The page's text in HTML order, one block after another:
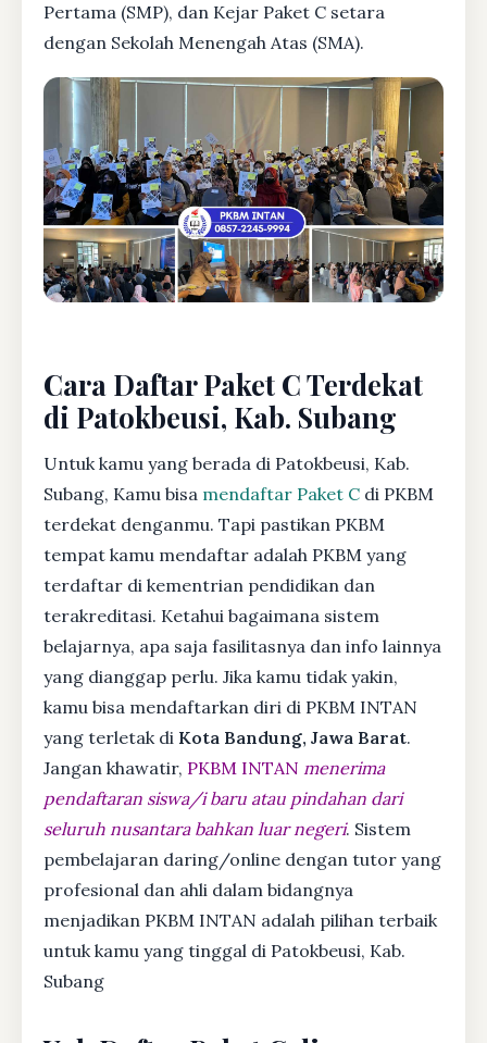
Pertama (SMP), dan Kejar Paket C setara
dengan Sekolah Menengah Atas (SMA).
Cara Daftar Paket C Terdekat
di Patokbeusi, Kab. Subang
Untuk kamu yang berada di Patokbeusi, Kab.
Subang, Kamu bisa mendaftar Paket C di PKBM
terdekat denganmu. Tapi pastikan PKBM
tempat kamu mendaftar adalah PKBM yang
terdaftar di kementrian pendidikan dan
terakreditasi. Ketahui bagaimana sistem
belajarnya, apa saja fasilitasnya dan info lainnya
yang dianggap perlu. Jika kamu tidak yakin,
kamu bisa mendaftarkan diri di PKBM INTAN
yang terletak di Kota Bandung, Jawa Barat.
Jangan khawatir, PKBM INTAN menerima
pendaftaran siswa/i baru atau pindahan dari
seluruh nusantara bahkan luar negeri. Sistem
pembelajaran daring/online dengan tutor yang
profesional dan ahli dalam bidangnya
menjadikan PKBM INTAN adalah pilihan terbaik
untuk kamu yang tinggal di Patokbeusi, Kab.
Subang